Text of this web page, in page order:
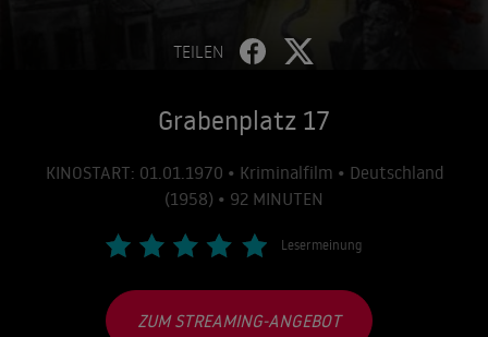
TEILEN
Grabenplatz 17
KINOSTART: 01.01.1970 • Kriminalfilm • Deutschland
(1958) • 92 MINUTEN
Lesermeinung
ZUM STREAMING-ANGEBOT